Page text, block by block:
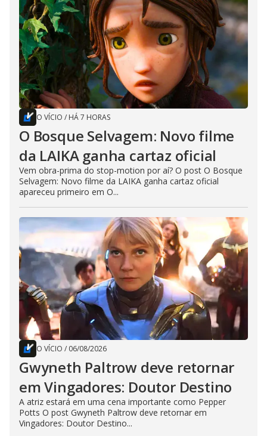
O VÍCIO / HÁ 7 HORAS
O Bosque Selvagem: Novo filme
da LAIKA ganha cartaz oficial
Vem obra-prima do stop-motion por aí? O post O Bosque
Selvagem: Novo filme da LAIKA ganha cartaz oficial
apareceu primeiro em O...
O VÍCIO / 06/08/2026
Gwyneth Paltrow deve retornar
em Vingadores: Doutor Destino
A atriz estará em uma cena importante como Pepper
Potts O post Gwyneth Paltrow deve retornar em
Vingadores: Doutor Destino...